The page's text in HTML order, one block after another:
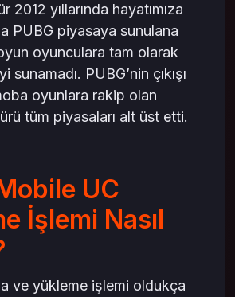
2012 yıllarında hayatımıza
PUBG piyasaya sunulana
oyunculara tam olarak
sunamadı. PUBG’nin çıkışı
oyunlara rakip olan
tüm piyasaları alt üst etti.
UC
İşlemi Nasıl
ve yükleme işlemi oldukça